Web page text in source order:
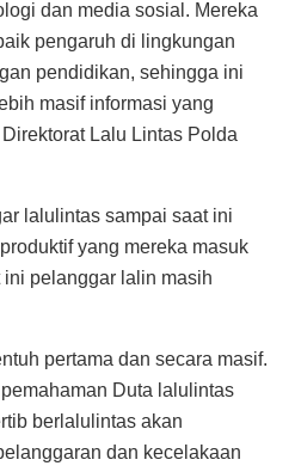
dan media sosial. Mereka
pengaruh di lingkungan
pendidikan, sehingga ini
masif informasi yang
Lalu Lintas Polda
lalulintas sampai saat ini
yang mereka masuk
pelanggar lalin masih
pertama dan secara masif.
Duta lalulintas
berlalulintas akan
dan kecelakaan